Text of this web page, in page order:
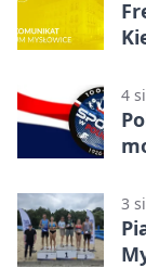
4
3